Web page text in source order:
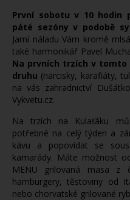
První sobotu v 10 hodin
páté sezóny v podobě
Jarní náladu Vám kromě
také harmonikář Pavel
Na prvních trzích v tomto
druhu (narcisky, karafiáty,
na vás zahradnictví
Vykvetu.cz.
Na trzích na Kulaťáku
potřebné na celý týden a
kávu a popovídat se
kamarády. Máte možnost
MENU grilovaná masa z
hamburgery, těstoviny od
nebo chorvatské grilované